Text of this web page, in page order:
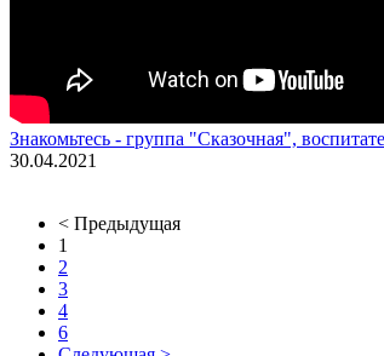
Знакомьтесь - группа "Сказочная",
30.04.2021
< Предыдущая
1
2
3
4
6